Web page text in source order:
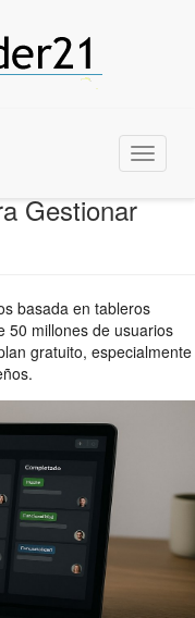
Menu
Gestionar
basada en tableros
50 millones de usuarios
gratuito, especialmente